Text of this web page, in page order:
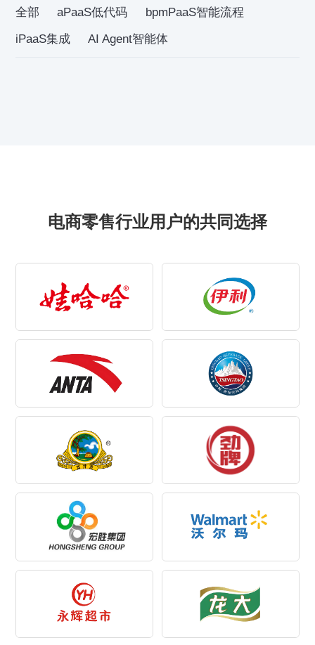
全部 aPaaS低代码
bpmPaaS智能流程
iPaaS集成
AI Agent智能体
电商零售行业用户的共同选择